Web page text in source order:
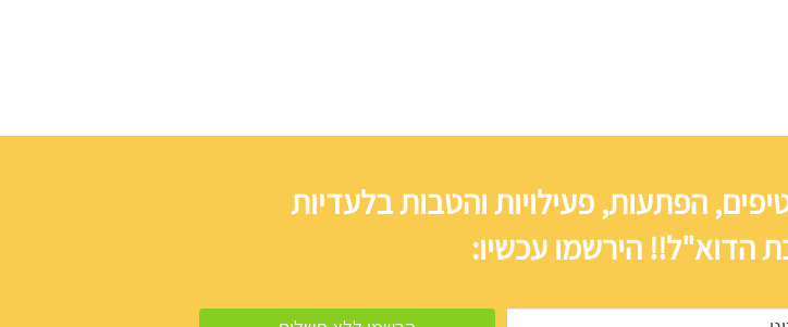
הפתעות, פעילויות והטבות בלעדיות
הדוא"ל!! הירשמו עכשיו: